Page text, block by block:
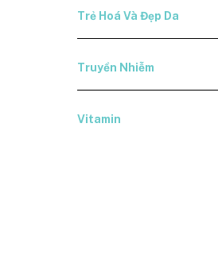
Trẻ Hoá Và Đẹp Da
Truyền Nhiễm
Vitamin